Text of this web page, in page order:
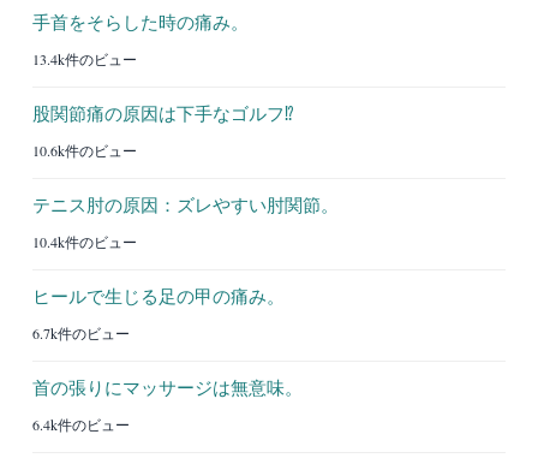
手首をそらした時の痛み。
13.4k件のビュー
股関節痛の原因は下手なゴルフ⁉︎
10.6k件のビュー
テニス肘の原因：ズレやすい肘関節。
10.4k件のビュー
ヒールで生じる足の甲の痛み。
6.7k件のビュー
首の張りにマッサージは無意味。
6.4k件のビュー